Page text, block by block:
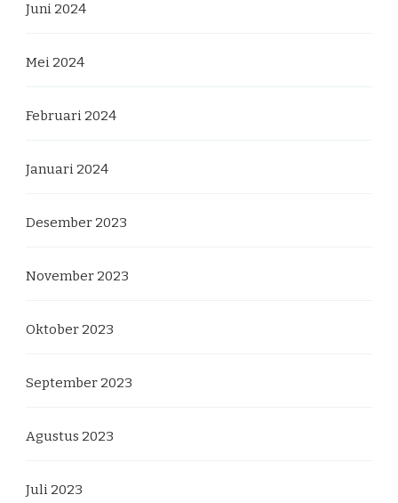
Juni 2024
Mei 2024
Februari 2024
Januari 2024
Desember 2023
November 2023
Oktober 2023
September 2023
Agustus 2023
Juli 2023